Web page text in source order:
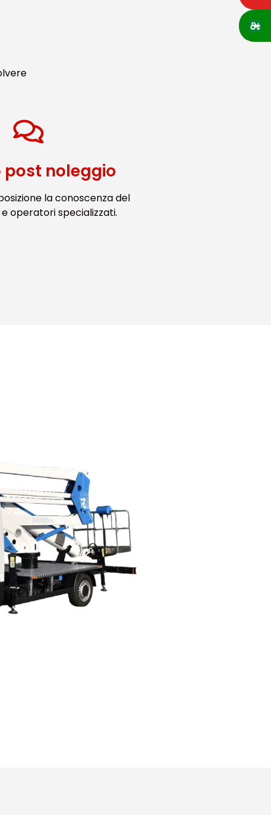
post noleggio
la conoscenza del
operatori specializzati.